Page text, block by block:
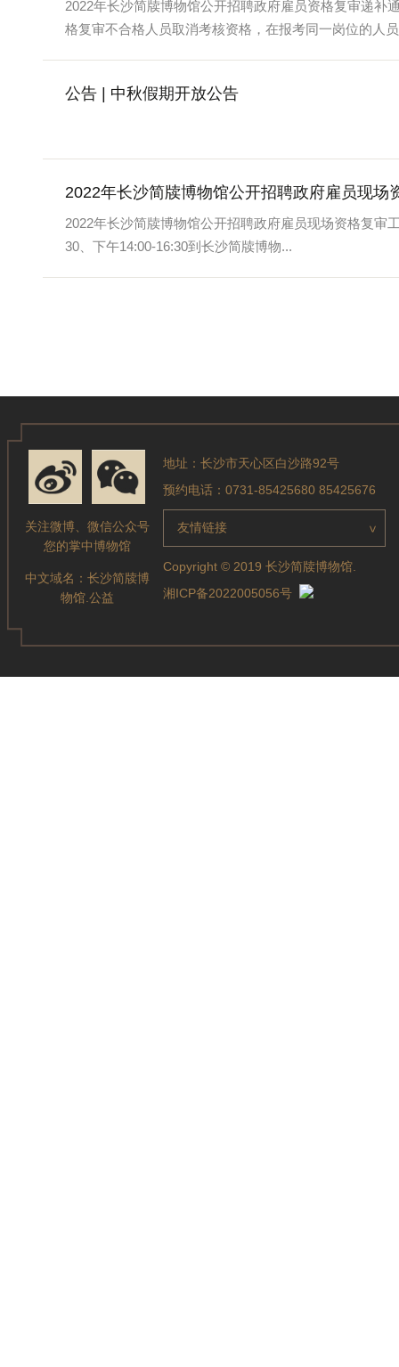
2022年长沙简牍博物馆公开招聘政府雇员资格复审递补
格复审不合格人员取消考核资格，在报考同一岗位的人
公告 | 中秋假期开放公告
2022年长沙简牍博物馆公开招聘政府雇员现场
2022年长沙简牍博物馆公开招聘政府雇员现场资格复审
30、下午14:00-16:30到长沙简牍博物...
关注微博、微信公众号
您的掌中博物馆
中文域名： 长沙简牍博
物馆.公益
地址：长沙市天心区白沙路92号
预约电话：0731-85425680 85425676
友情链接 >
Copyright © 2019 长沙简牍博物馆.
湘ICP备2022005056号